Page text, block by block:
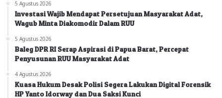
5 Agustus 2026
Investasi Wajib Mendapat Persetujuan Masyarakat Adat,
Wagub Minta Diakomodir Dalam RUU
5 Agustus 2026
Baleg DPR RI Serap Aspirasi di Papua Barat, Percepat
Penyusunan RUU Masyarakat Adat
4 Agustus 2026
Kuasa Hukum Desak Polisi Segera Lakukan Digital Forensik
HP Yanto Idorway dan Dua Saksi Kunci